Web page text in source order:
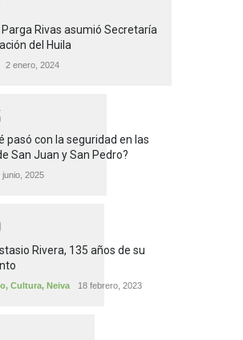
Rivas asumió Secretaría
del Huila
2 enero, 2024
pasó con la seguridad en las
San Juan y San Pedro?
junio, 2025
Rivera, 135 años de su
, Cultura, Neiva 18 febrero, 2023